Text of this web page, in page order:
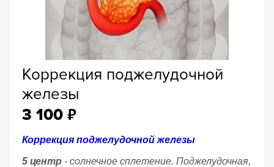
Коррекция поджелудочной
железы
3 100 ₽
Коррекция поджелудочной железы
5 центр - солнечное сплетение. Поджелудочная,